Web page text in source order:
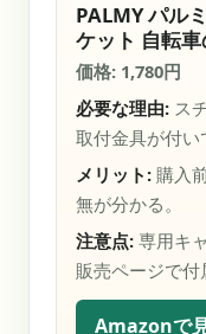
PALMY パル
ケット 自転
価格: 1,780円
必要な理由: ス
取付金具が付い
メリット: 購入
無が分かる。
注意点: 専用キ
販売ページで付
Amazonで